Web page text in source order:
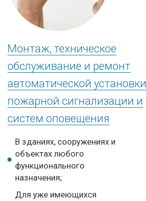
Монтаж, техническое
обслуживание и ремонт
автоматической установки
пожарной сигнализации и
систем оповещения
В зданиях, сооружениях и
объектах любого
функционального
назначения;
Для уже имеющихся